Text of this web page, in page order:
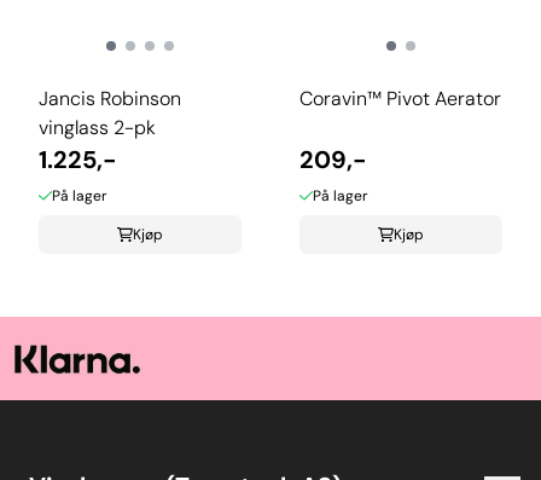
Jancis Robinson
vinglass 2-pk
1.225,-
På lager
Kjøp
Coravin™ Pivot Aerator
209,-
På lager
Kjøp